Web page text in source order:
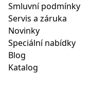
Smluvní podmínky
Servis a záruka
Novinky
Speciální nabídky
Blog
Katalog